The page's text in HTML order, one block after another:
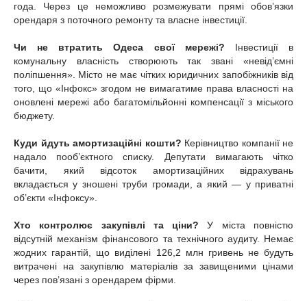
года. Через це неможливо розмежувати прямі обов’язки
орендаря з поточного ремонту та власне інвестиції.
Чи не втратить Одеса свої мережі?
Інвестиції в
комунальну власність створюють так звані «невід’ємні
поліпшення». Місто не має чітких юридичних запобіжників від
того, що «Інфокс» згодом не вимагатиме права власності на
оновлені мережі або багатомільйонні компенсації з міського
бюджету.
Куди йдуть амортизаційні кошти? Керівництво компанії не
надало пооб’єктного списку. Депутати вимагають чітко
бачити, який відсоток амортизаційних відрахувань
вкладається у зношені труби громади, а який — у приватні
об’єкти «Інфоксу».
Хто контролює закупівлі та ціни?
У міста повністю
відсутній механізм фінансового та технічного аудиту. Немає
жодних гарантій, що виділені 126,2 млн гривень не будуть
витрачені на закупівлю матеріалів за завищеними цінами
через пов’язані з орендарем фірми.